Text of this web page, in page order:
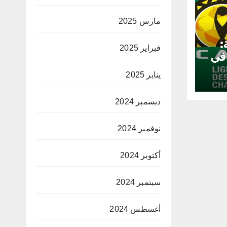
في
مارس 2025
فبراير 2025
يناير 2025
ديسمبر 2024
نوفمبر 2024
أكتوبر 2024
سبتمبر 2024
أغسطس 2024